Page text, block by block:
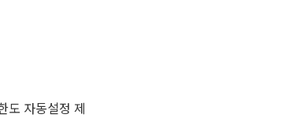
도 자동설정 제